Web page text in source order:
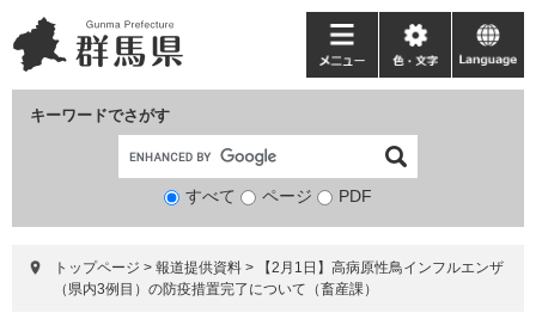
ー
ジ
ニ
ュ
て
キーワードでさがす
検
象
すべて ページ PDF
メ
ニ
ー
色・
文
language
トップページ > 報道提供資料 >
【2月1日】高病原性鳥インフルエンザ
（県内3例目）の防疫措置完了について（畜産課）